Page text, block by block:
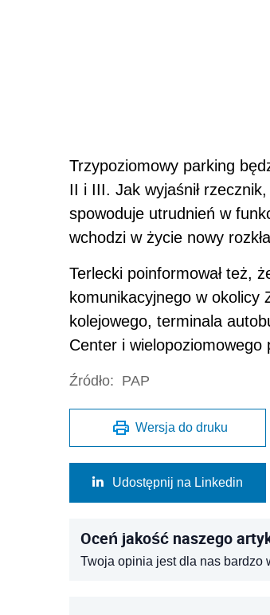
Trzypoziomowy parking
II i III. Jak wyjaśnił
spowoduje utrudnień w
wchodzi w życie nowy
Terlecki poinformował też,
komunikacyjnego w okolicy
kolejowego, terminala
Center i wielopoziomowego
Źródło: PAP
Wersja do druku
Udostępnij na Linkedin
Oceń jakość naszego
Twoja opinia jest dla nas bardzo